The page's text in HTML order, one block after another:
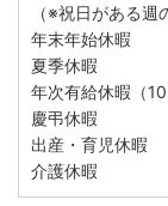
（※祝日がある週
年末年始休暇
夏季休暇
年次有給休暇（
慶弔休暇
出産・育児休暇
介護休暇